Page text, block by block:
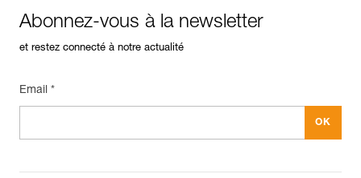
Abonnez-vous à la newsletter
et restez connecté à notre actualité
Email *